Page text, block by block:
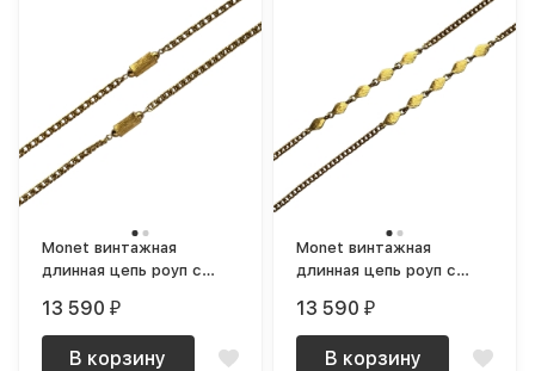
Monet винтажная
длинная цепь роуп с
позолоченная
13 590 ₽
В корзину
Monet винтажная
длинная цепь роуп с
позолоченная
13 590 ₽
В корзину